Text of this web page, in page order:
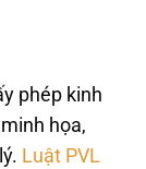
phép kinh
họa,
Luật PVL